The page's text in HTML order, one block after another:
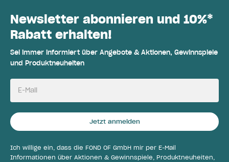
Newsletter abonnieren und 10%*
Rabatt erhalten!
Sei immer informiert über Angebote & Aktionen, Gewinnspiele
und Produktneuheiten
E-Mail
Jetzt anmelden
Ich willige ein, dass die FOND OF GmbH mir per E-Mail
Informationen über Aktionen & Gewinnspiele, Produktneuheiten,